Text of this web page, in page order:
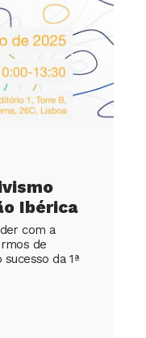
Ibérica
com a
de
da 1ª